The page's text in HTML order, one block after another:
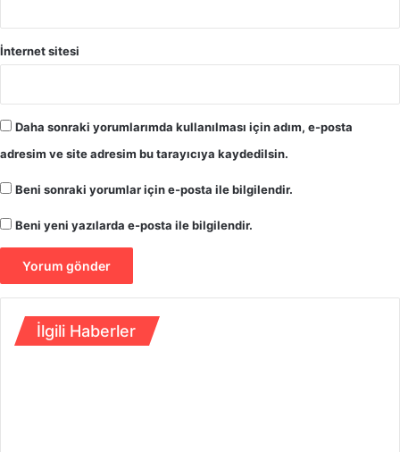
e
s
i
o
r
u
"
e
s
i
i
z
y
e
İnternet sitesi
Daha sonraki yorumlarımda kullanılması için adım, e-posta
adresim ve site adresim bu tarayıcıya kaydedilsin.
Beni sonraki yorumlar için e-posta ile bilgilendir.
Beni yeni yazılarda e-posta ile bilgilendir.
İlgili Haberler